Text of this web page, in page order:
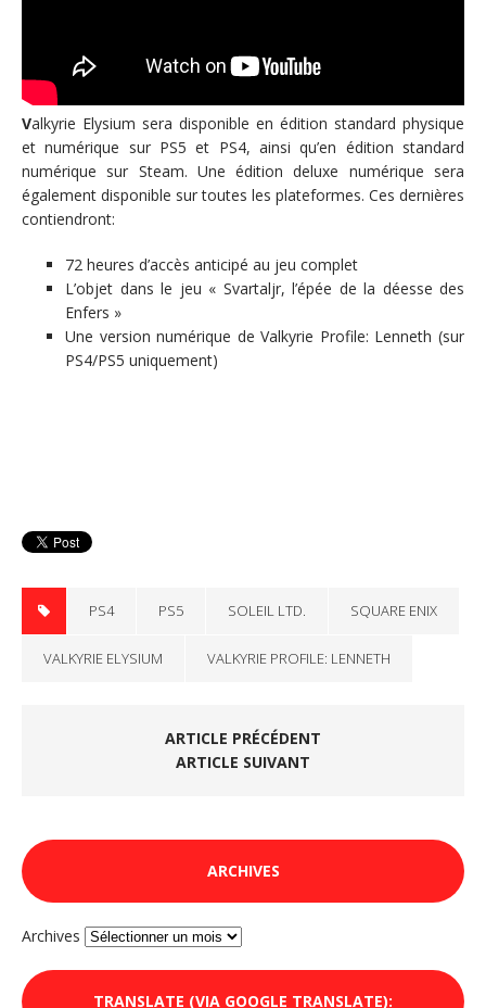
Valkyrie Elysium sera disponible en édition standard physique
et numérique sur PS5 et PS4, ainsi qu’en édition standard
numérique sur Steam. Une édition deluxe numérique sera
également disponible sur toutes les plateformes. Ces dernières
contiendront:
72 heures d’accès anticipé au jeu complet
L’objet dans le jeu « Svartaljr, l’épée de la déesse des
Enfers »
Une version numérique de Valkyrie Profile: Lenneth (sur
PS4/PS5 uniquement)
PS4 PS5 SOLEIL LTD. SQUARE ENIX
VALKYRIE ELYSIUM VALKYRIE PROFILE: LENNETH
ARTICLE PRÉCÉDENT
ARTICLE SUIVANT
ARCHIVES
Archives
TRANSLATE (VIA GOOGLE TRANSLATE):